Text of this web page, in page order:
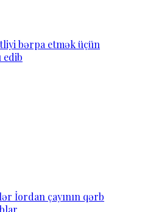
bərpa etmək üçün
edib
İordan çayının qərb